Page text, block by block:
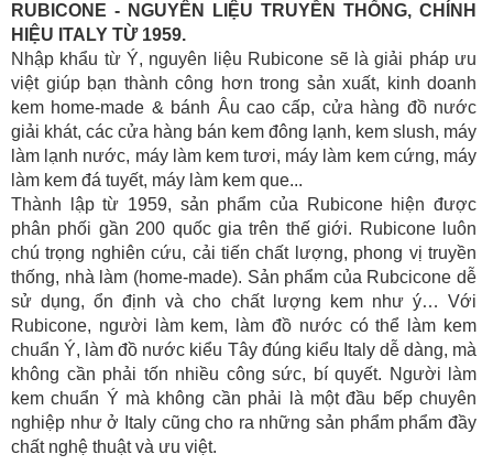
RUBICONE - NGUYÊN LIỆU TRUYỀN THỐNG, CHÍNH
HIỆU ITALY TỪ 1959.
Nhập khẩu từ Ý, nguyên liệu Rubicone sẽ là giải pháp ưu
việt giúp bạn thành công hơn trong sản xuất, kinh doanh
kem home-made & bánh Âu cao cấp, cửa hàng đồ nước
giải khát, các cửa hàng bán kem đông lạnh, kem slush, máy
làm lạnh nước, máy làm kem tươi, máy làm kem cứng, máy
làm kem đá tuyết, máy làm kem que...
Thành lập từ 1959, sản phẩm của Rubicone hiện được
phân phối gần 200 quốc gia trên thế giới. Rubicone luôn
chú trọng nghiên cứu, cải tiến chất lượng, phong vị truyền
thống, nhà làm (home-made). Sản phẩm của Rubcicone dễ
sử dụng, ổn định và cho chất lượng kem như ý… Với
Rubicone, người làm kem, làm đồ nước có thể làm kem
chuẩn Ý, làm đồ nước kiểu Tây đúng kiểu Italy dễ dàng, mà
không cần phải tốn nhiều công sức, bí quyết. Người làm
kem chuẩn Ý mà không cần phải là một đầu bếp chuyên
nghiệp như ở Italy cũng cho ra những sản phẩm phẩm đầy
chất nghệ thuật và ưu việt.